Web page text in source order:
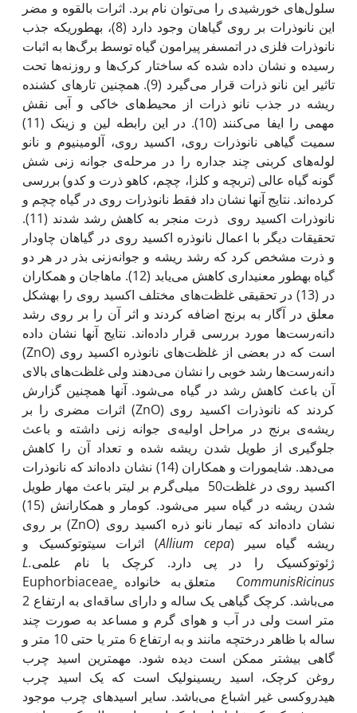
سلول‌های خورشیدی را می‌توان نام برد. اثرات بالقوه و مضر
این نانوذرات بر روی گیاهان وجود دارد (8)، به‫طوری‫که جذب
نانوذرات فلزی در اتمسفر پیرامون گیاه توسط برگ‌ها به اثبات
رسیده و نشان داده شده که ساختار کرک‌ها و روزنه‌ها تحت
تاثیر این نانو ذرات قرار می‌گیرد (9). همچنین تارهای کشنده
ریشه در جذب نانو ذرات از محیط‌های خاکی و آبی نقش
مهمی را ایفا می‌کنند (10). در این رابطه لین و زینک (11)
سمیت گیاهی نانوذرات روی، اکسید روی، آلومینیوم و نانو
لوله‌های کربنی چند جداره را در مرحله‌ی جوانه زنی شش
گونه گیاه عالی (تربچه و کلزا، چچم، کاهو ذرت و کدو) بررسی
کرده‌اند. نتایج آن‫ها نشان داد فقط نانوذرات روی در گیاه چچم و
نانوذرات اکسید روی ذرت منجر به کاهش رشد شدند (11).
تحقیقات دیگر با اعمال نانوذره اکسید روی در گیاهان چاودار
و ذرت مشخص کرد که رشد ریشه و جوانه‌زنی بذر در هر دو
گیاه به‫طور معنی‫داری کاهش می‌یابد (12). ماهاجان و همکاران
در (13) در تحقیقی غلظت‌های مختلف اکسید روی را به‫شکل
معلق در آگار به برنج اضافه کردند و اثر آن را بر روی رشد
دانه‌رست‌ها مورد بررسی قرار داده‌اند. نتایج آن‫ها نشان داده
است که در بعضی از غلظت‌های نانوذره اکسید روی (ZnO)
دانه‌رست‌ها رشد خوبی را نشان می‌دهند ولی غلظت‌های بالای
آن باعث کاهش رشد در گیاه می‌شود. آن‫ها همچنین گزارش
کردند که نانوذرات اکسید روی (ZnO) اثرات مضری را بر
ریشه‌ی برنج در مراحل اولیه‌ی جوانه زنی داشته و باعث
جلوگیری از طویل شدن ریشه شده و تعداد آن را کاهش
می‌دهد. شایمورات و همکاران (14) نشان داده‌اند که نانوذرات
اکسید روی در غلظت50 میلی‌گرم بر لیتر باعث مهار طویل
شدن ریشه در گیاه سیر می‌شود. کومار و همکارانش (15)
نشان داده‌اند که تیمار نانو ذره اکسید روی (ZnO) بر روی
ریشه گیاه سیر (Allium cepa) اثرات سیتوتوکسیک و
ژئوتوکسیک را در پی دارد. کرچک با نام علمیL.
CommunisRicinus
متعلق به خانواده ٍEuphorbiaceae
می‌باشد. کرچک گیاهی یک ساله و دارای ساقه‌ای به ارتفاع 2
متر است ولی در آب و هوای گرم و مساعد به صورت چند
ساله با ظاهر درختچه مانند و به ارتفاع 6 متر یا حتی 10 متر و
گاهی بیشتر ممکن است دیده شود. مهم‫ترین اسید چرب
روغن کرچک، اسید ریسینولیک است که یک اسید چرب
هیدروکسی غیر اشباع می‌باشد. سایر اسیدهای چرب موجود